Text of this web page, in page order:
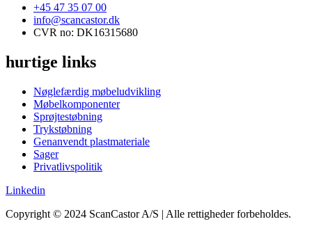
+45 47 35 07 00
info@scancastor.dk
CVR no: DK16315680
hurtige links
Nøglefærdig møbeludvikling
Møbelkomponenter
Sprøjtestøbning
Trykstøbning
Genanvendt plastmateriale
Sager
Privatlivspolitik
Linkedin
Copyright © 2024 ScanCastor A/S | Alle rettigheder forbeholdes.